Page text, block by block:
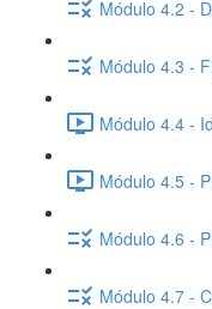
Módulo 4.2 -
Módulo 4.3 -
Módulo 4.4 -
Módulo 4.5 -
Módulo 4.6 -
Módulo 4.7 -